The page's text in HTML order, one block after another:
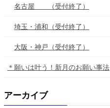
名古屋 （受付終了）
埼玉・浦和（受付終了）
大阪・神戸（受付終了）
＊願いは叶う！新月のお願い事法
アーカイブ